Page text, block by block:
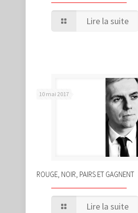
Lire la suite
10 mai 2017
ROUGE, NOIR, PAIRS ET GAGNENT
Lire la suite